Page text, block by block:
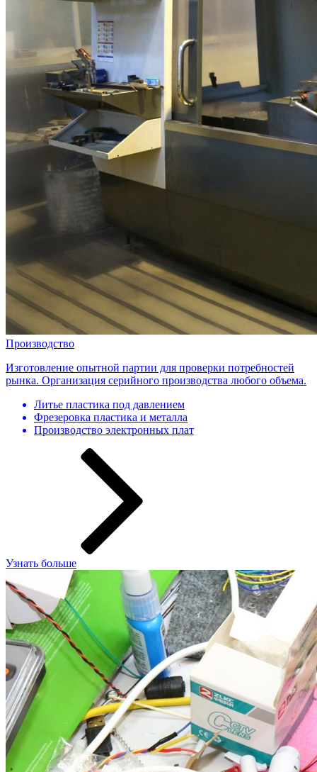
Производство
Изготовление опытной партии для проверки потребностей
рынка. Организация серийного производства любого объема.
Литье пластика под давлением
Фрезеровка пластика и металла
Производство электронных плат
Узнать больше